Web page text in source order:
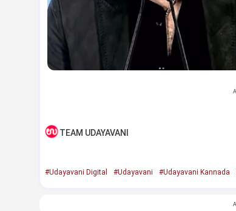
TEAM UDAYAVANI
#Udayavani Digital #Udayavani #Udayavani Kannada